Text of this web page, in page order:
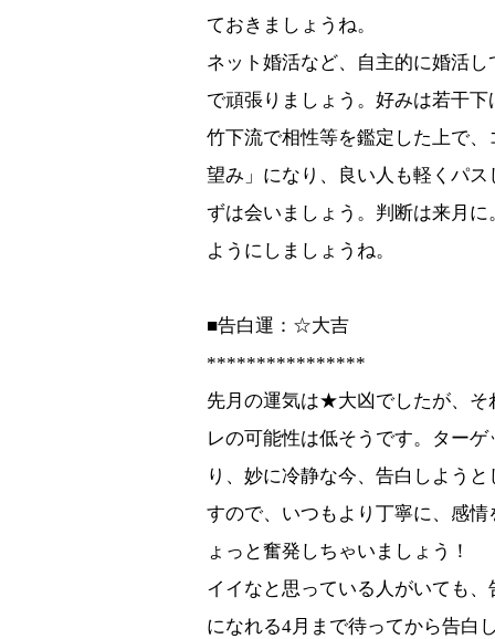
ておきましょうね。
ネット婚活など、自主的に婚活し
で頑張りましょう。 好みは若干下
竹下流で相性等を鑑定した上で、
望み」 になり、
良い人も軽くパ
ずは会いましょう。判断は来月に
ようにしましょうね。
■告白運：☆大吉
****************
先月の運気は★大凶でしたが、そ
レの可能性は低そうです。
ターゲ
り、 妙に冷静な今、告白しよう
すので、いつもより丁寧に、 感情
ょっと奮発しちゃいましょう！
イイなと思っている人がいても
になれる4月まで待ってから告白